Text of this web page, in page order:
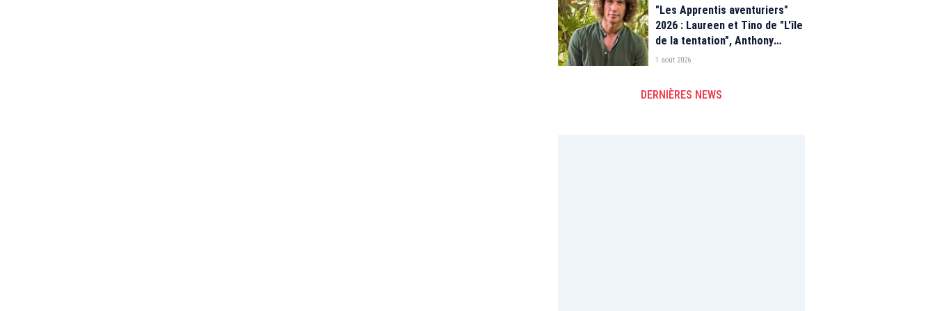
"Les Apprentis aventuriers"
2026 : Laureen et Tino de "L'île
de la tentation", Anthony
Matéo, Jade Leboeuf... Le
de la télé-réalité de W9
1 août 2026
DERNIÈRES NEWS